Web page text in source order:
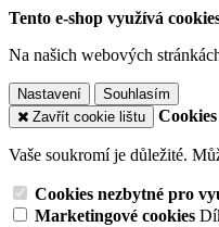
Tento e-shop využívá
Na našich webových
Nastavení
Souhlasím
Zavřít cookie lištu
Vaše soukromí je důležité.
Cookies nezbytné pro
Marketingové cookies